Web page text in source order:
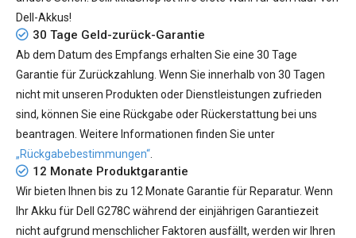
Dell-Akkus!
30 Tage Geld-zurück-Garantie
Ab dem Datum des Empfangs erhalten Sie eine 30 Tage
Garantie für Zurückzahlung. Wenn Sie innerhalb von 30 Tagen
nicht mit unseren Produkten oder Dienstleistungen zufrieden
sind, können Sie eine Rückgabe oder Rückerstattung bei uns
beantragen. Weitere Informationen finden Sie unter
„Rückgabebestimmungen“
12 Monate Produktgarantie
Wir bieten Ihnen bis zu 12 Monate Garantie für Reparatur. Wenn
IhrAkku für Dell G278Cwährend der einjährigen Garantiezeit
nicht aufgrund menschlicher Faktoren ausfällt, werden wir Ihren